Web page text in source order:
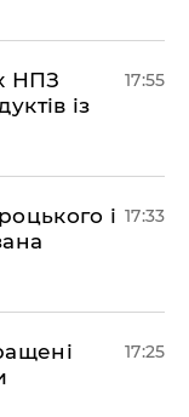
НПЗ
із
17:55
і 17:33
17:25